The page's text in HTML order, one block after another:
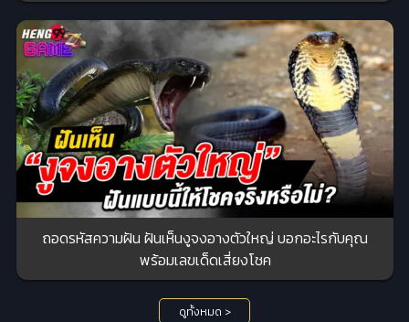
ถอดรหัสความฝัน ฝันเห็นงูจงอางตัวใหญ่ บอกอะไรกับคุณ
พร้อมเลขเด็ดเสี่ยงโชค
ดูทั้งหมด >